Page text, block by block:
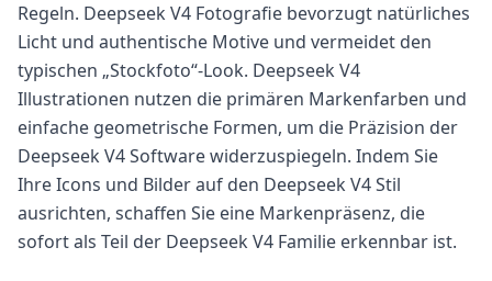
Regeln. Deepseek V4 Fotografie bevorzugt natürliches
Licht und authentische Motive und vermeidet den
typischen „Stockfoto“-Look. Deepseek V4
Illustrationen nutzen die primären Markenfarben und
einfache geometrische Formen, um die Präzision der
Deepseek V4 Software widerzuspiegeln. Indem Sie
Ihre Icons und Bilder auf den Deepseek V4 Stil
ausrichten, schaffen Sie eine Markenpräsenz, die
sofort als Teil der Deepseek V4 Familie erkennbar ist.